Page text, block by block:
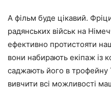
А фільм буде цікавий.
радянських військ на
ефективно протистояти
вони набирають екіпаж із
саджають його в
вивчити всі можливості